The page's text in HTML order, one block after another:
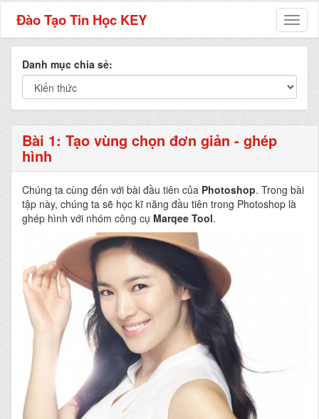
Đào Tạo Tin Học KEY
Danh mục chia sẻ:
Bài 1: Tạo vùng chọn đơn giản - ghép
hình
Chúng ta cùng đến với bài đầu tiên của Photoshop. Trong bài
tập này, chúng ta sẽ học kĩ năng đầu tiên trong Photoshop là
ghép hình với nhóm công cụ Marqee Tool.